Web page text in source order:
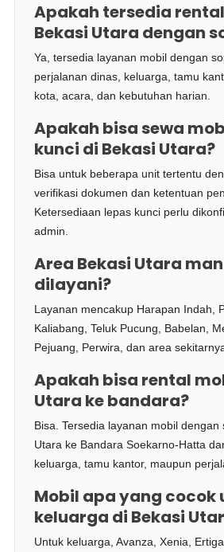
Apakah tersedia
Bekasi Utara dengan
Ya, tersedia layanan mobil dengan
perjalanan dinas, keluarga, tamu
kota, acara, dan kebutuhan harian.
Apakah bisa sewa
kunci di Bekasi Utara?
Bisa untuk beberapa unit tertentu
verifikasi dokumen dan ketentuan
Ketersediaan lepas kunci perlu
admin.
Area Bekasi Utara
dilayani?
Layanan mencakup Harapan Indah,
Kaliabang, Teluk Pucung, Babelan,
Pejuang, Perwira, dan area
Apakah bisa rental
Utara ke bandara?
Bisa. Tersedia layanan mobil dengan
Utara ke Bandara Soekarno-Hatta
keluarga, tamu kantor, maupun
Mobil apa yang cocok
keluarga di Bekasi
Untuk keluarga, Avanza, Xenia,